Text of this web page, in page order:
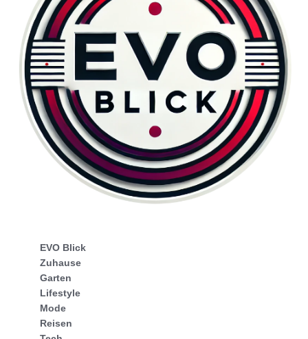
EVO Blick
Zuhause
Garten
Lifestyle
Mode
Reisen